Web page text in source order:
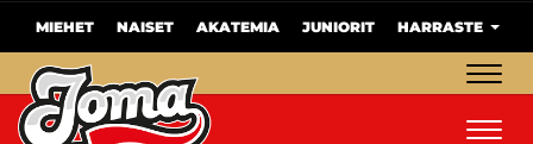
MIEHET NAISET AKATEMIA JUNIORIT HARRASTE